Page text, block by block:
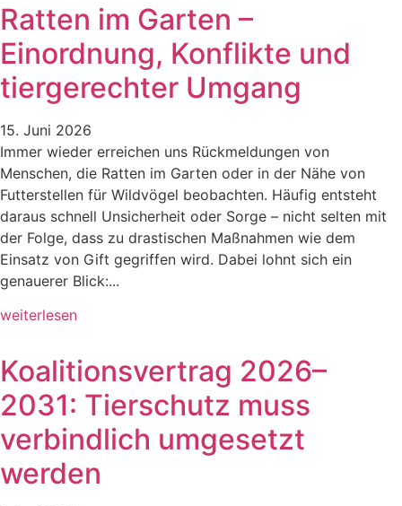
Ratten im Garten –
Einordnung, Konflikte und
tiergerechter Umgang
15. Juni 2026
Immer wieder erreichen uns Rückmeldungen von
Menschen, die Ratten im Garten oder in der Nähe von
Futterstellen für Wildvögel beobachten. Häufig entsteht
daraus schnell Unsicherheit oder Sorge – nicht selten mit
der Folge, dass zu drastischen Maßnahmen wie dem
Einsatz von Gift gegriffen wird. Dabei lohnt sich ein
genauerer Blick:...
weiterlesen
Koalitionsvertrag 2026–
2031: Tierschutz muss
verbindlich umgesetzt
werden